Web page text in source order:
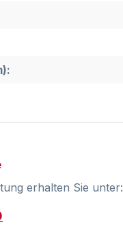
erhalten Sie unter: